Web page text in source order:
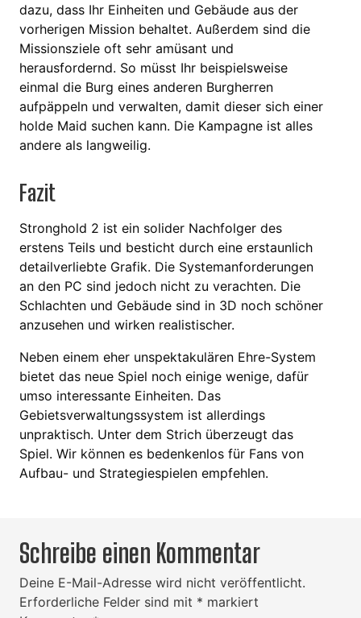
dazu, dass Ihr Einheiten und Gebäude aus der
vorherigen Mission behaltet. Außerdem sind die
Missionsziele oft sehr amüsant und
herausfordernd. So müsst Ihr beispielsweise
einmal die Burg eines anderen Burgherren
aufpäppeln und verwalten, damit dieser sich einer
holde Maid suchen kann. Die Kampagne ist alles
andere als langweilig.
Fazit
Stronghold 2 ist ein solider Nachfolger des
erstens Teils und besticht durch eine erstaunlich
detailverliebte Grafik. Die Systemanforderungen
an den PC sind jedoch nicht zu verachten. Die
Schlachten und Gebäude sind in 3D noch schöner
anzusehen und wirken realistischer.
Neben einem eher unspektakulären Ehre-System
bietet das neue Spiel noch einige wenige, dafür
umso interessante Einheiten. Das
Gebietsverwaltungssystem ist allerdings
unpraktisch. Unter dem Strich überzeugt das
Spiel. Wir können es bedenkenlos für Fans von
Aufbau- und Strategiespielen empfehlen.
Schreibe einen Kommentar
Deine E-Mail-Adresse wird nicht veröffentlicht.
Erforderliche Felder sind mit * markiert